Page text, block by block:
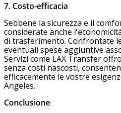
7. Costo-efficacia
Sebbene la sicurezza e il
considerate anche
di trasferimento. Confrontate
eventuali spese aggiuntive
Servizi come LAX Transfer
senza costi nascosti,
efficacemente le vostre
Angeles.
Conclusione